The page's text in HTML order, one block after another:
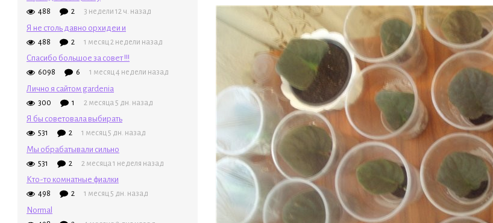
488 2 3 недели 12 ч. назад
Я не столь давно орхидеи и
488 2 1 месяц 2 недели назад
Спасибо большое за совет !!!
6098 6 1 месяц 4 недели назад
Лично я сайтом gardenia
300 1 2 месяца 5 дн. назад
Я бы советовала выбирать
531 2 1 месяц 5 дн. назад
Мы обрабатывали сильно
531 2 2 месяца 1 неделя назад
Кто-то комнатные фиалки
498 2 1 месяц 5 дн. назад
Normal